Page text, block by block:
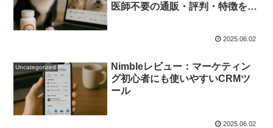
医師不要の通販・評判・特徴を体
2025.06.02
Uncategorized
Nimbleレビュー：マーケティン
グ初心者にも使いやすいCRMツ
ール
2025.06.02